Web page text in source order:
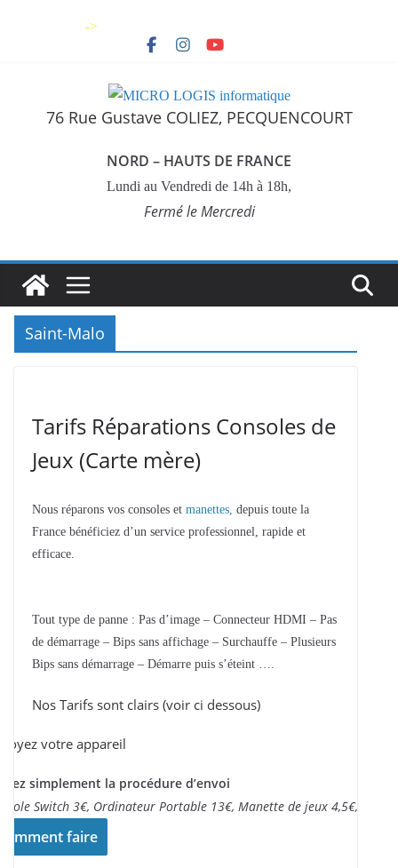
->
76 Rue Gustave COLIEZ, PECQUENCOURT
NORD – HAUTS DE FRANCE
Lundi au Vendredi de 14h à 18h,
Fermé le Mercredi
Saint-Malo
Tarifs Réparations Consoles de
Jeux (Carte mère)
Nous réparons vos consoles et manettes, depuis toute la
France bénéficiez d’un service professionnel, rapide et
efficace.
Tout type de panne : Pas d’image – Connecteur HDMI – Pas
de démarrage – Bips sans affichage – Surchauffe – Plusieurs
Bips sans démarrage – Démarre puis s’éteint ….
Nos Tarifs sont clairs (voir ci dessous)
votre appareil
simplement la procédure d’envoi
Switch 3€, Ordinateur Portable 13€, Manette de jeux 4,5€,..
faire